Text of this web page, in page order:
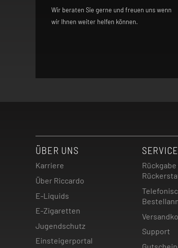
Wir beraten Sie gerne und freuen uns wenn
wir Ihnen weiter helfen können.
ÜBER UNS
Karriere
Über Riccardo
E-Liquids
E-Zigaretten
Jugendschutz
Einsteigerportal
SERVICE
Rückgabe
Support